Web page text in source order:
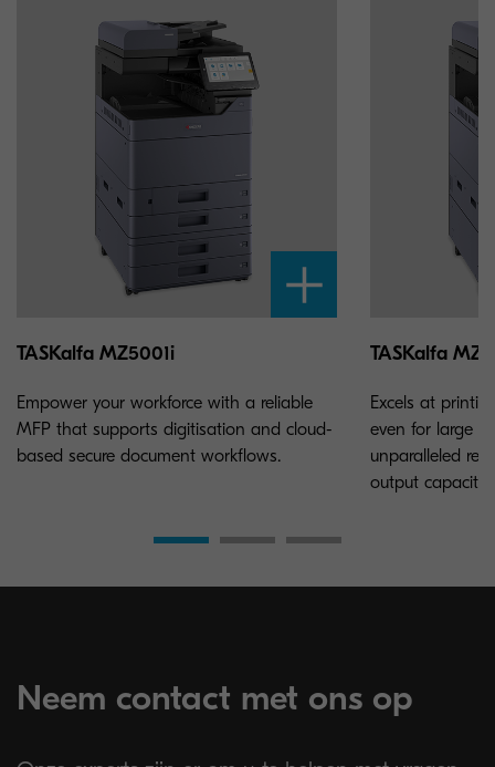
TASKalfa MZ5001i
Empower your workforce with a reliable
MFP that supports digitisation and cloud-
based secure document workflows.
TASKalfa
Excels at
even for large
unparalleled
output
Neem contact met ons op